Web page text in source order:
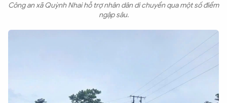
Công an xã Quỳnh Nhai hỗ trợ nhân dân di chuyển qua một số điểm
ngập sâu.